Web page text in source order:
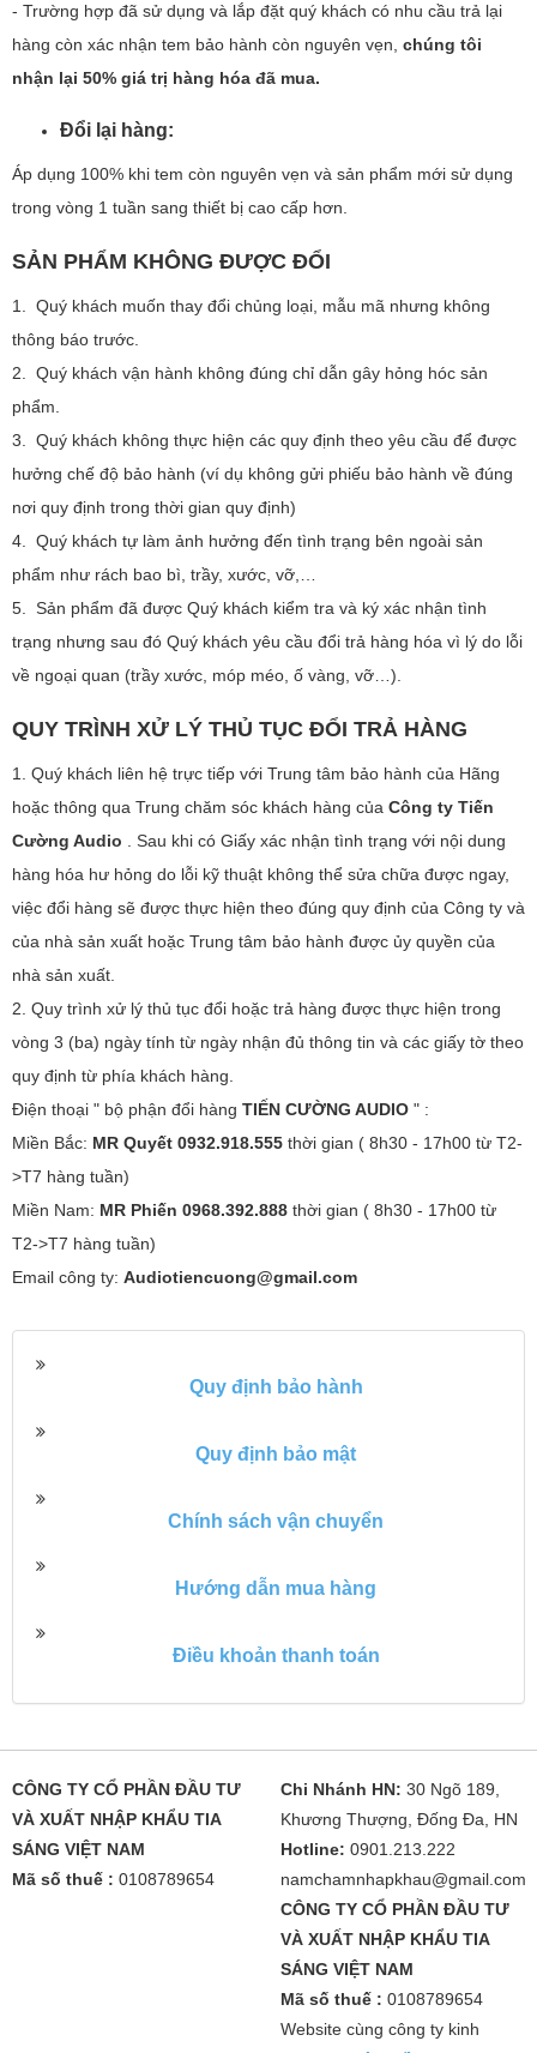
- Trường hợp đã sử dụng và lắp đặt quý khách có nhu cầu trả lại
hàng còn xác nhận tem bảo hành còn nguyên vẹn, chúng tôi
nhận lại 50% giá trị hàng hóa đã mua.
Đổi lại hàng:
Áp dụng 100% khi tem còn nguyên vẹn và sản phẩm mới sử dụng
trong vòng 1 tuần sang thiết bị cao cấp hơn.
SẢN PHẨM KHÔNG ĐƯỢC ĐỔI
1. Quý khách muốn thay đổi chủng loại, mẫu mã nhưng không
thông báo trước.
2. Quý khách vận hành không đúng chỉ dẫn gây hỏng hóc sản
phẩm.
3. Quý khách không thực hiện các quy định theo yêu cầu để được
hưởng chế độ bảo hành (ví dụ không gửi phiếu bảo hành về đúng
nơi quy định trong thời gian quy định)
4. Quý khách tự làm ảnh hưởng đến tình trạng bên ngoài sản
phẩm như rách bao bì, trầy, xước, vỡ,…
5. Sản phẩm đã được Quý khách kiểm tra và ký xác nhận tình
trạng nhưng sau đó Quý khách yêu cầu đổi trả hàng hóa vì lý do lỗi
về ngoại quan (trầy xước, móp méo, ố vàng, vỡ…).
QUY TRÌNH XỬ LÝ THỦ TỤC ĐỔI TRẢ HÀNG
1. Quý khách liên hệ trực tiếp với Trung tâm bảo hành của Hãng
hoặc thông qua Trung chăm sóc khách hàng của Công ty Tiến
Cường Audio . Sau khi có Giấy xác nhận tình trạng với nội dung
hàng hóa hư hỏng do lỗi kỹ thuật không thể sửa chữa được ngay,
việc đổi hàng sẽ được thực hiện theo đúng quy định của Công ty và
của nhà sản xuất hoặc Trung tâm bảo hành được ủy quyền của
nhà sản xuất.
2. Quy trình xử lý thủ tục đổi hoặc trả hàng được thực hiện trong
vòng 3 (ba) ngày tính từ ngày nhận đủ thông tin và các giấy tờ theo
quy định từ phía khách hàng.
Điện thoại " bộ phận đổi hàng TIẾN CƯỜNG AUDIO " :
Miền Bắc: MR Quyết 0932.918.555 thời gian ( 8h30 - 17h00 từ T2-
>T7 hàng tuần)
Miền Nam: MR Phiến 0968.392.888 thời gian ( 8h30 - 17h00 từ
T2->T7 hàng tuần)
Email công ty: Audiotiencuong@gmail.com
Quy định bảo hành
Quy định bảo mật
Chính sách vận chuyển
Hướng dẫn mua hàng
Điều khoản thanh toán
CÔNG TY CỔ PHẦN ĐẦU TƯ
VÀ XUẤT NHẬP KHẨU TIA
SÁNG VIỆT NAM
Mã số thuế : 0108789654
Chi Nhánh HN: 30 Ngõ 189,
Khương Thượng, Đống Đa, HN
Hotline: 0901.213.222
namchamnhapkhau@gmail.com
CÔNG TY CỔ PHẦN ĐẦU TƯ
VÀ XUẤT NHẬP KHẨU TIA
SÁNG VIỆT NAM
Mã số thuế : 0108789654
Website cùng công ty kinh